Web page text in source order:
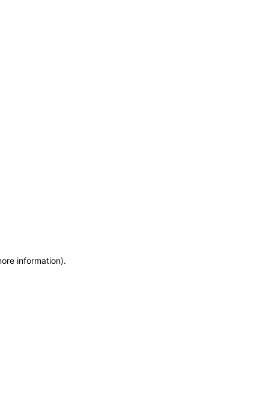
information).